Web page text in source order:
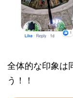
全体的な印象は
う！！